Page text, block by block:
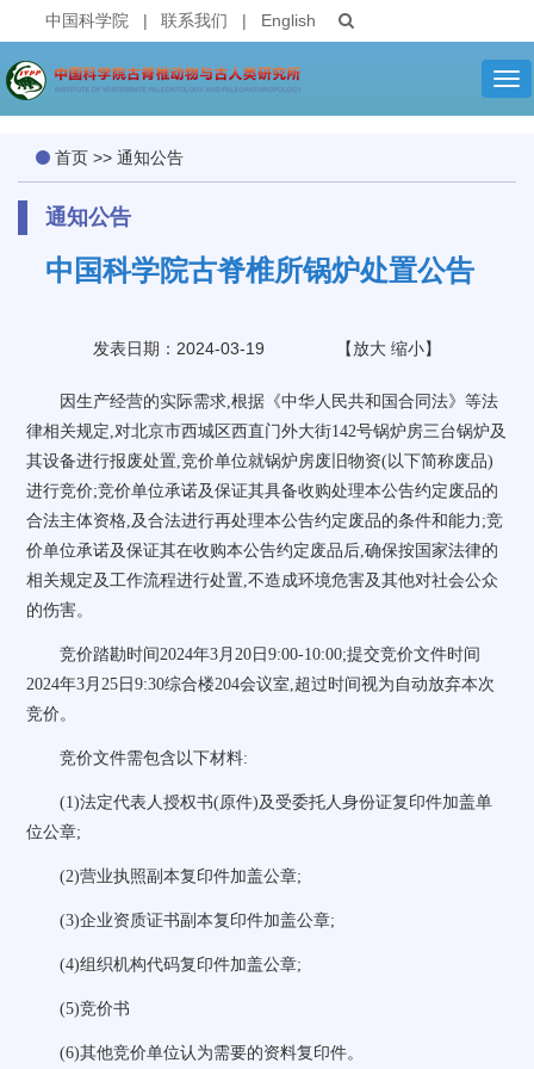
中国科学院 | 联系我们 | English
首页 >> 通知公告
通知公告
中国科学院古脊椎所锅炉处置公告
发表日期：2024-03-19 【放大 缩小】
因生产经营的实际需求,根据《中华人民共和国合同法》等法
律相关规定,对北京市西城区西直门外大街142号锅炉房三台锅炉及
其设备进行报废处置,竞价单位就锅炉房废旧物资(以下简称废品)
进行竞价;竞价单位承诺及保证其具备收购处理本公告约定废品的
合法主体资格,及合法进行再处理本公告约定废品的条件和能力;竞
价单位承诺及保证其在收购本公告约定废品后,确保按国家法律的
相关规定及工作流程进行处置,不造成环境危害及其他对社会公众
的伤害。
竞价踏勘时间2024年3月20日9:00-10:00;提交竞价文件时间
2024年3月25日9:30综合楼204会议室,超过时间视为自动放弃本次
竞价。
竞价文件需包含以下材料:
(1)法定代表人授权书(原件)及受委托人身份证复印件加盖单
位公章;
(2)营业执照副本复印件加盖公章;
(3)企业资质证书副本复印件加盖公章;
(4)组织机构代码复印件加盖公章;
(5)竞价书
(6)其他竞价单位认为需要的资料复印件。